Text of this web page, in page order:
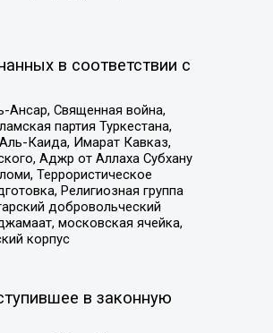
в соответствии с
Священная война,
партия Туркестана,
Каида, Имарат Кавказ,
Аджр от Аллаха Субхану
Террористическое
Религиозная группа
добровольческий
московская ячейка,
корпус
в законную